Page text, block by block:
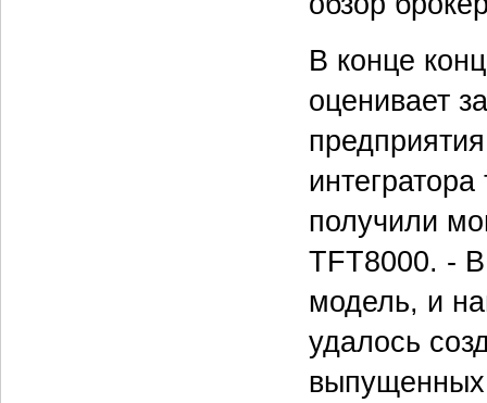
В конце
оценивает
получили
TFT8000. -
модель, и
удалось
выпущенных